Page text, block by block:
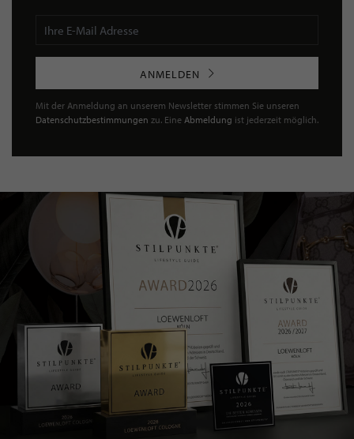
ANMELDEN
Mit der Anmeldung an unserem Newsletter stimmen Sie unseren
Datenschutzbestimmungen zu. Eine Abmeldung ist jederzeit möglich.